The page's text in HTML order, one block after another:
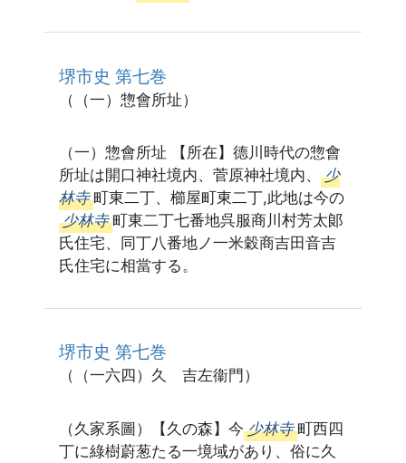
堺市史 第七巻
（（一）惣會所址）
（一）惣會所址 【所在】德川時代の惣會
所址は開口神社境内、菅原神社境内、 少
林寺 町東二丁、櫛屋町東二丁,此地は今の
少林寺 町東二丁七番地呉服商川村芳太郞
氏住宅、同丁八番地ノ一米穀商吉田音吉
氏住宅に相當する。
堺市史 第七巻
（（一六四）久 吉左衞門）
（久家系圖）【久の森】今 少林寺 町西四
丁に綠樹蔚葱たる一境域があり、俗に久